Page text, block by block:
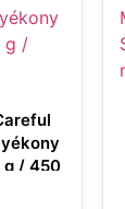
g / 450